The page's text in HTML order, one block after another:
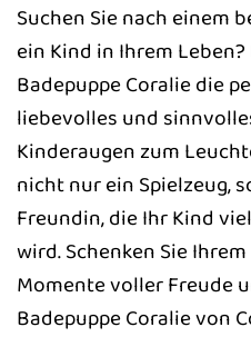
Suchen Sie nach einem
ein Kind in Ihrem
Badepuppe Coralie die
liebevolles und
Kinderaugen zum
nicht nur ein Spielzeug,
Freundin, die Ihr Kind
wird. Schenken Sie
Momente voller Freude
Badepuppe Coralie von